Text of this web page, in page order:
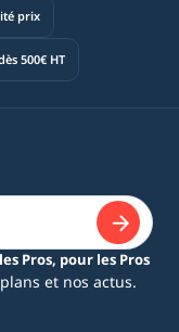
prix
500€ HT
Pros, pour les Pros
et nos actus.